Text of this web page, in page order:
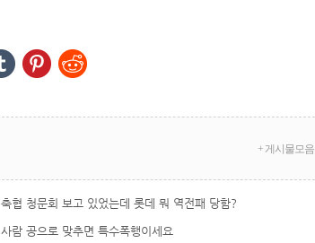
+ 게시물모음
축협 청문회 보고 있었는데 롯데 뭐 역전패 당함?
사람 공으로 맞추면 특수폭행이세요